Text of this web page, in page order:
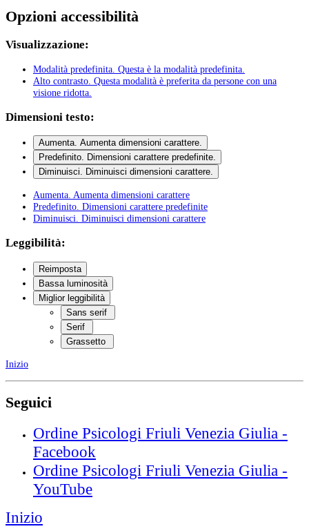
Opzioni accessibilità
Visualizzazione:
Modalità predefinita . Questa è la modalità predefinita.
Alto contrasto . Questa modalità è preferita da persone con una
visione ridotta.
Dimensioni testo:
Aumenta. Aumenta dimensioni carattere.
Predefinito. Dimensioni carattere predefinite.
Diminuisci. Diminuisci dimensioni carattere.
Aumenta . Aumenta dimensioni carattere
Predefinito . Dimensioni carattere predefinite
Diminuisci . Diminuisci dimensioni carattere
Leggibilità:
Reimposta
Bassa luminosità
Miglior leggibilità
Sans serif
Serif
Grassetto
Inizio
Seguici
Ordine Psicologi Friuli Venezia Giulia -
Facebook
Ordine Psicologi Friuli Venezia Giulia -
YouTube
Inizio